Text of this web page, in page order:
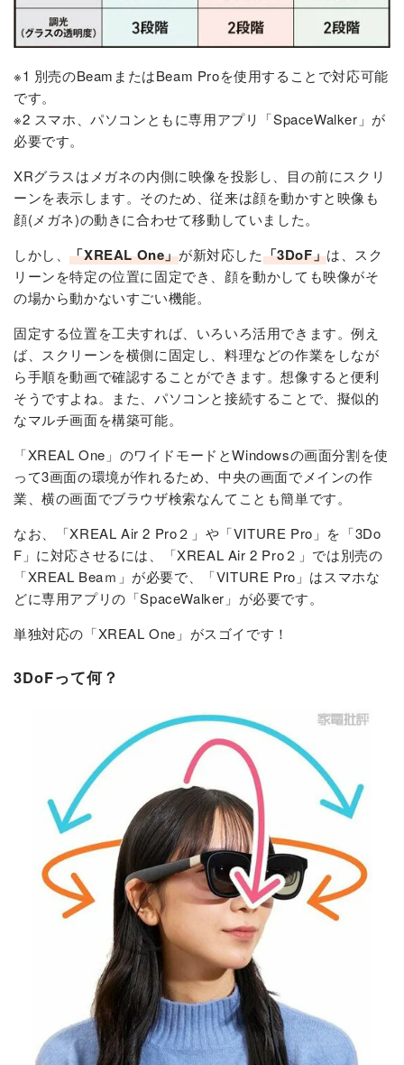
※1 別売のBeamまたはBeam Proを使用することで対応可能
です。
※2 スマホ、パソコンともに専用アプリ「SpaceWalker」が
必要です。
XRグラスはメガネの内側に映像を投影し、目の前にスクリ
ーンを表示します。そのため、従来は顔を動かすと映像も
顔(メガネ)の動きに合わせて移動していました。
しかし、「XREAL One」が新対応した「3DoF」は、スク
リーンを特定の位置に固定でき、顔を動かしても映像がそ
の場から動かないすごい機能。
固定する位置を工夫すれば、いろいろ活用できます。例え
ば、スクリーンを横側に固定し、料理などの作業をしなが
ら手順を動画で確認することができます。想像すると便利
そうですよね。また、パソコンと接続することで、擬似的
なマルチ画面を構築可能。
「XREAL One」のワイドモードとWindowsの画面分割を使
って3画面の環境が作れるため、中央の画面でメインの作
業、横の画面でブラウザ検索なんてことも簡単です。
なお、「XREAL Air 2 Pro２」や「VITURE Pro」を「3Do
F」に対応させるには、「XREAL Air 2 Pro２」では別売の
「XREAL Beaｍ」が必要で、「VITURE Pro」はスマホな
どに専用アプリの「SpaceWalker」が必要です。
単独対応の「XREAL One」がスゴイです！
3DoFって何？